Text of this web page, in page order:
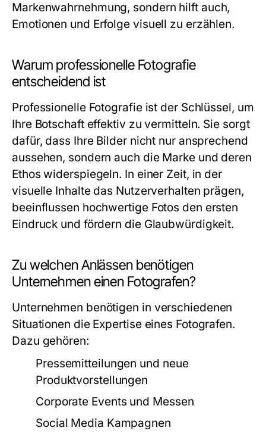
Markenwahrnehmung, sondern hilft auch,
Emotionen und Erfolge visuell zu erzählen.
Warum professionelle Fotografie
entscheidend ist
Professionelle Fotografie ist der Schlüssel, um
Ihre Botschaft effektiv zu vermitteln. Sie sorgt
dafür, dass Ihre Bilder nicht nur ansprechend
aussehen, sondern auch die Marke und deren
Ethos widerspiegeln. In einer Zeit, in der
visuelle Inhalte das Nutzerverhalten prägen,
beeinflussen hochwertige Fotos den ersten
Eindruck und fördern die Glaubwürdigkeit.
Zu welchen Anlässen benötigen
Unternehmen einen Fotografen?
Unternehmen benötigen in verschiedenen
Situationen die Expertise eines Fotografen.
Dazu gehören:
Pressemitteilungen und neue
Produktvorstellungen
Corporate Events und Messen
Social Media Kampagnen